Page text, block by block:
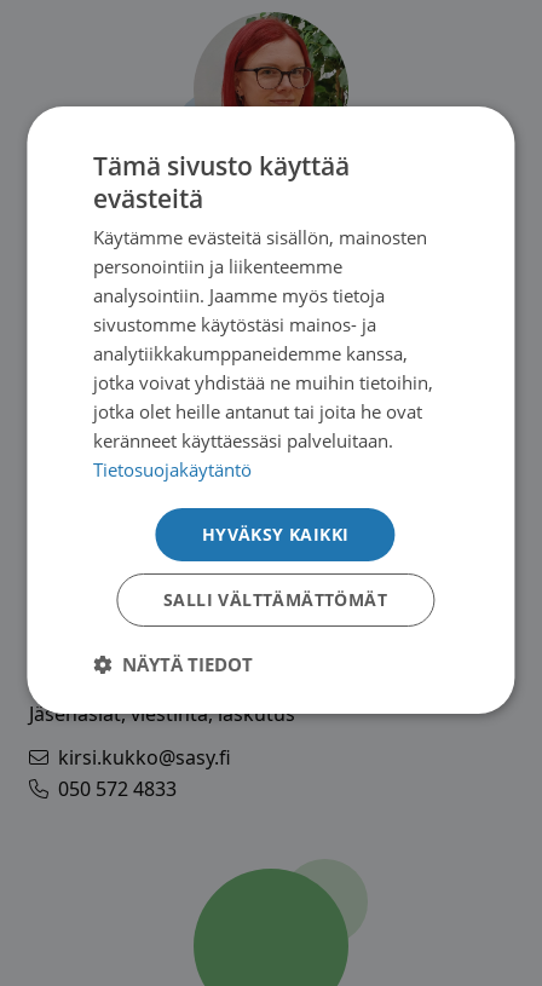
Vapaaehtoistoiminnan koordinaattori
Sirja Ojaniemi
Sirja koordinoi vapaaehtoistoimintaa koko Saimaan
Syöpäyhdistyksen toimialueella.
sirja.ojaniemi@sasy.fi
044 7766 330
Kirsi Kukko
Jäsenasiat, viestintä, laskutus
kirsi.kukko@sasy.fi
050 572 4833
Tämä sivusto käyttää
evästeitä
Käytämme evästeitä sisällön, mainosten
personointiin ja liikenteemme
analysointiin. Jaamme myös tietoja
sivustomme käytöstäsi mainos- ja
analytiikkakumppaneidemme kanssa,
jotka voivat yhdistää ne muihin tietoihin,
jotka olet heille antanut tai joita he ovat
keränneet käyttäessäsi palveluitaan.
Tietosuojakäytäntö
HYVÄKSY KAIKKI
SALLI VÄLTTÄMÄTTÖMÄT
NÄYTÄ TIEDOT